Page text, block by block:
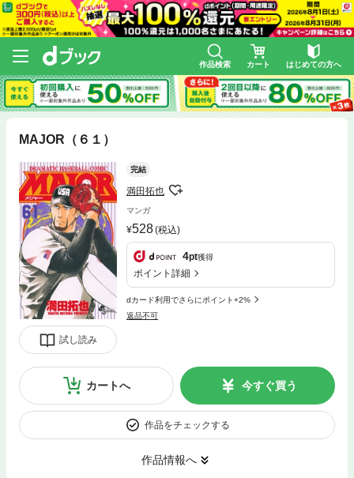
作品検索 カート はじめての方へ
MAJOR（６１）
試し読み
完結
満田拓也
マンガ
528(税込)
4pt獲得
ポイント詳細
dカード利用でさらにポイント+2%
返品不可
カートへ 今すぐ買う
作品をチェックする
作品情報へ